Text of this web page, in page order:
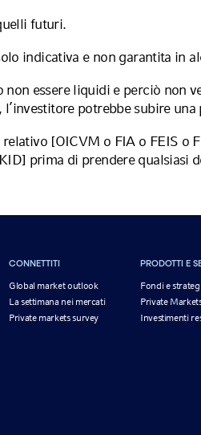
futuri.
indicativa e non garantita in
essere liquidi e perciò non
potrebbe subire una
[OICVM o FIA o FEIS o
prima di prendere qualsiasi
CONNETTITI
Global market outlook
La settimana nei mercati
Private markets survey
PRODOTTI E
Fondi e
Private
Investimenti